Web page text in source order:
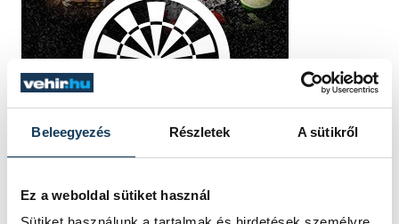
Beleegyezés Részletek A sütikről
Ez a weboldal sütiket használ